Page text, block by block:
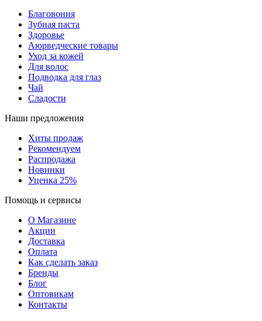
Благовония
Зубная паста
Здоровье
Аюрведческие товары
Уход за кожей
Для волос
Подводка для глаз
Чай
Сладости
Наши предложения
Хиты продаж
Рекомендуем
Распродажа
Новинки
Уценка 25%
Помощь и сервисы
О Магазине
Акции
Доставка
Оплата
Как сделать заказ
Бренды
Блог
Оптовикам
Контакты